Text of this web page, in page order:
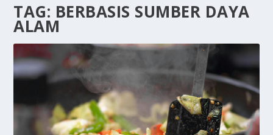
TAG: BERBASIS SUMBER DAYA
ALAM